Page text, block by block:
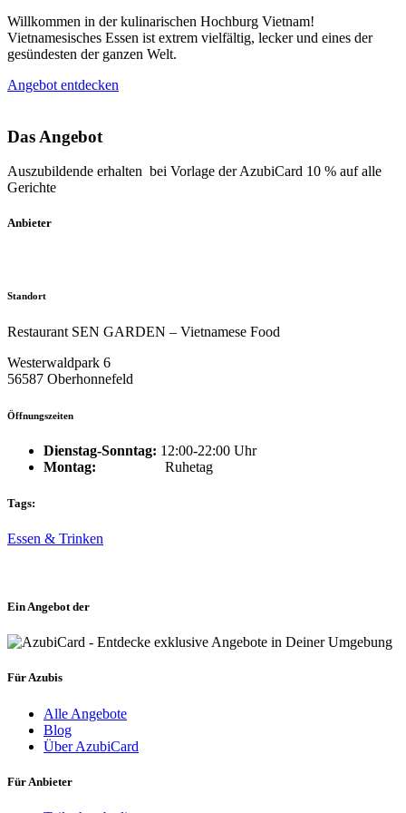
Willkommen in der kulinarischen Hochburg Vietnam!
Vietnamesisches Essen ist extrem vielfältig, lecker und eines der
gesündesten der ganzen Welt.
Angebot entdecken
Das Angebot
Auszubildende erhalten bei Vorlage der AzubiCard 10 % auf alle
Gerichte
Anbieter
Standort
Restaurant SEN GARDEN – Vietnamese Food
Westerwaldpark 6
56587 Oberhonnefeld
Öffnungszeiten
Dienstag-Sonntag: 12:00-22:00 Uhr
Montag: Ruhetag
Tags:
Essen & Trinken
Ein Angebot der
Für Azubis
Alle Angebote
Blog
Über AzubiCard
Für Anbieter